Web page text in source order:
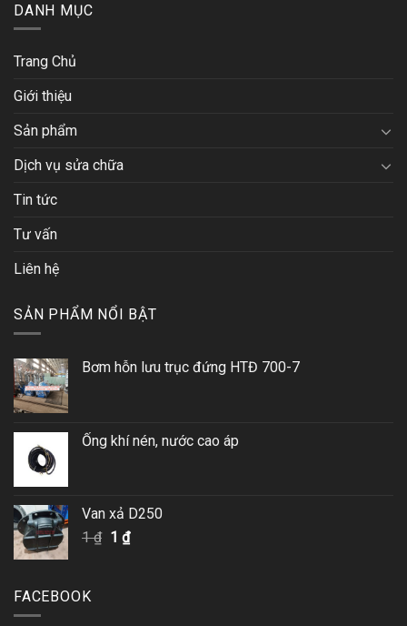
DANH MỤC
Trang Chủ
Giới thiệu
Sản phẩm
Dịch vụ sửa chữa
Tin tức
Tư vấn
Liên hệ
SẢN PHẨM NỔI BẬT
Bơm hỗn lưu trục đứng HTĐ 700-7
Ống khí nén, nước cao áp
Van xả D250
1₫ Giá
1 ₫Giá
FACEBOOK